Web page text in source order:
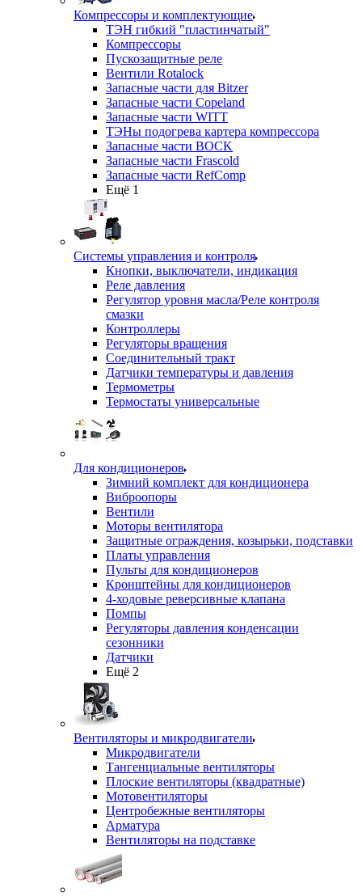
Компрессоры и комплектующие
ТЭН гибкий "пластинчатый"
Компрессоры
Пускозащитные реле
Вентили Rotalock
Запасные части для Bitzer
Запасные части Copeland
Запасные части WITT
ТЭНы подогрева картера компрессора
Запасные части BOCK
Запасные части Frascold
Запасные части RefComp
Ещё 1
Системы управления и контроля
Кнопки, выключатели, индикация
Реле давления
Регулятор уровня масла/Реле контроля
смазки
Контроллеры
Регуляторы вращения
Соединительный тракт
Датчики температуры и давления
Термометры
Термостаты универсальные
Для кондиционеров
Зимний комплект для кондиционера
Виброопоры
Вентили
Моторы вентилятора
Защитные ограждения, козырьки, подставки
Платы управления
Пульты для кондиционеров
Кронштейны для кондиционеров
4-ходовые реверсивные клапана
Помпы
Регуляторы давления конденсации
сезонники
Датчики
Ещё 2
Вентиляторы и микродвигатели
Микродвигатели
Тангенциальные вентиляторы
Плоские вентиляторы (квадратные)
Мотовентиляторы
Центробежные вентиляторы
Арматура
Вентиляторы на подставке